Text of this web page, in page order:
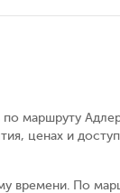
по маршруту
ценах и
времени. По